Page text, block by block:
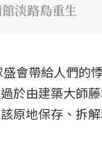
淡路島重生
會帶給人們的
於由建築大師
原地保存、拆